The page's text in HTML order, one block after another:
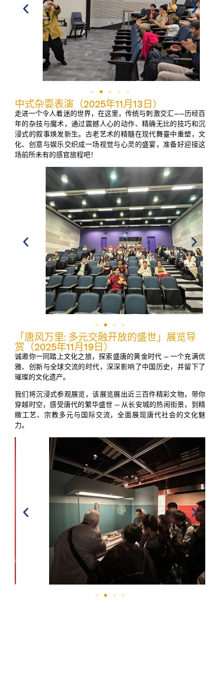
中式杂耍表演（2025年11月13日）
走进一个令人着迷的世界，在这里，传统与刺激交汇——历经百
年的杂技与魔术，通过震撼人心的动作、精确无比的技巧和沉
浸式的叙事焕发新生。古老艺术的精髓在现代舞臺中重塑，文
化、创意与娱乐交织成一场视觉与心灵的盛宴，准备好迎接这
场前所未有的感官旅程吧！
「唐风万里: 多元交融开放的盛世」展览导
赏（2025年11月19日）
诚邀你一同踏上文化之旅，探索盛唐的黄金时代 — 一个充满优
雅、创新与全球交流的时代，深深影响了中国历史，并留下了
璀璨的文化遗产。
我们将沉浸式参观展览，该展览展出近三百件精彩文物，带你
穿越时空，感受唐代的繁华盛世 — 从长安城的热闹街景，到精
緻工艺、宗教多元与国际交流，全面展现唐代社会的文化魅
力。